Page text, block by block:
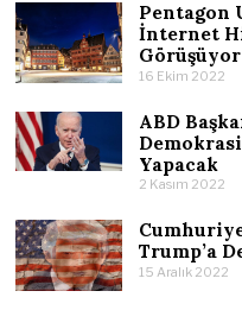
Pentagon
İnternet
Görüşüyor
16 Ekim 2022
ABD
Yapacak
2 Kasım 2022
Trump’a
15 Aralık 2022